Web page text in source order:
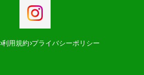
利用規約 プライバシーポリシー